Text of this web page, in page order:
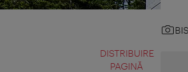
DISTRIBUIRE
PAGINĂ